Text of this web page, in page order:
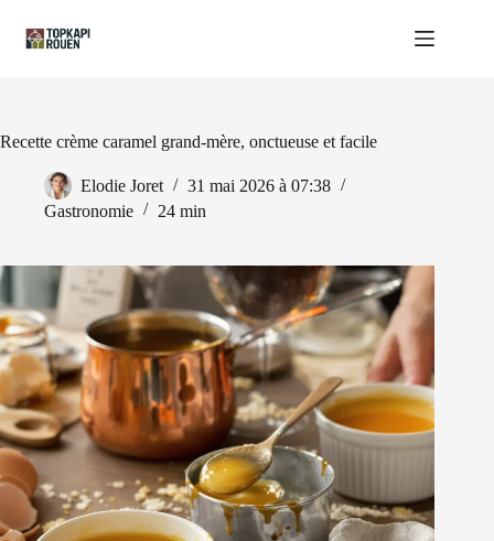
contenu
Recette crème caramel grand-mère, onctueuse et facile
Elodie Joret
31 mai 2026 à 07:38
Gastronomie
24 min